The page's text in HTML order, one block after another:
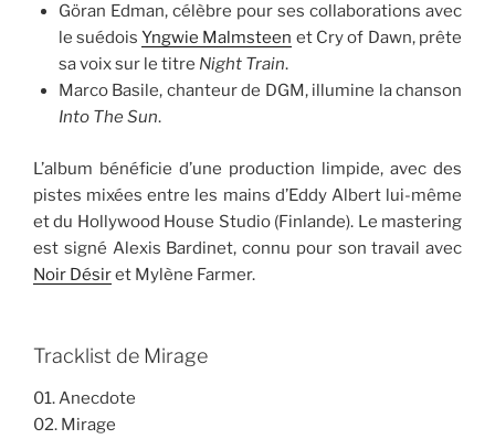
Göran Edman, célèbre pour ses collaborations avec
le suédoisYngwie Malmsteen et Cry of Dawn, prête
sa voix sur le titre Night Train.
Marco Basile, chanteur de DGM, illumine la chanson
Into The Sun.
L’album bénéficie d’une production limpide, avec des
pistes mixées entre les mains d’Eddy Albert lui-même
et du Hollywood House Studio (Finlande). Le mastering
est signé Alexis Bardinet, connu pour son travail avec
Noir Désiret Mylène Farmer.
Tracklist de Mirage
01. Anecdote
02. Mirage